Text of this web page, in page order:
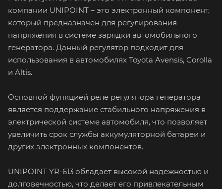
компании UNIPOINT – это электронный компонент,
который предназначен для регулирования
напряжения в системе зарядки автомобильного
генератора. Данный регулятор подходит для
использования в автомобилях Toyota Avensis, Corolla
и Altis.
Основной функцией реле регулятора генератора
является поддержание стабильного напряжения в
электрической системе автомобиля, что позволяет
увеличить срок службы аккумуляторной батареи и
других электронных компонентов.
UNIPOINT YR-613 обладает высокой надежностью и
долговечностью, что делает его привлекательным